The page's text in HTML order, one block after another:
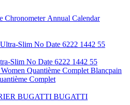
Chronometer Annual Calendar
Slim No Date 6222 1442 55
Blancpain
Complet